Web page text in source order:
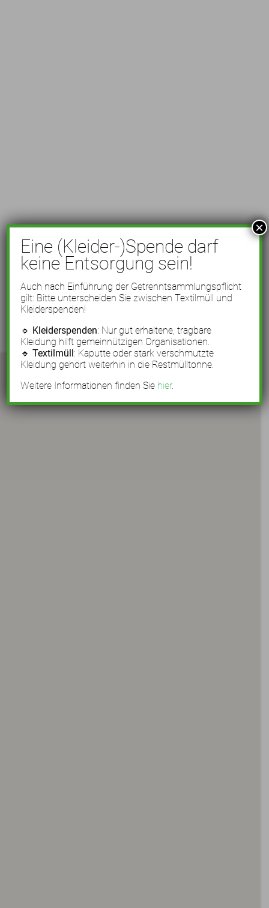
Eine (Kleider-)Spende darf
keine Entsorgung sein!
Auch nach Einführung der Getrenntsammlungspflicht
gilt: Bitte unterscheiden Sie zwischen Textilmüll und
Kleiderspenden!
🔹 Kleiderspenden: Nur gut erhaltene, tragbare
Kleidung hilft gemeinnützigen Organisationen.
🔹Textilmüll: Kaputte oder stark verschmutzte
Kleidung gehört weiterhin in die Restmülltonne.
Weitere Informationen finden Sie hier.
×